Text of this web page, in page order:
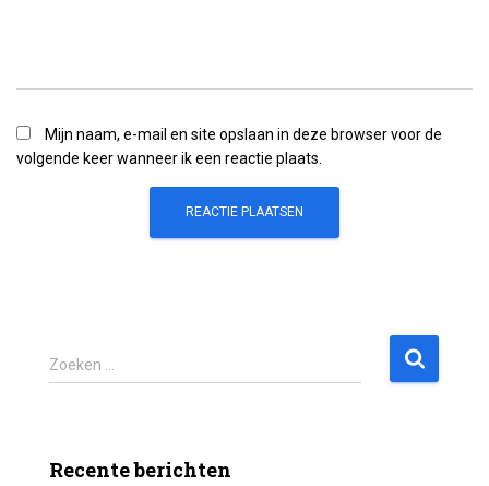
Mijn naam, e-mail en site opslaan in deze browser voor de
volgende keer wanneer ik een reactie plaats.
Z
o
n
Zoeken …
Recente berichten